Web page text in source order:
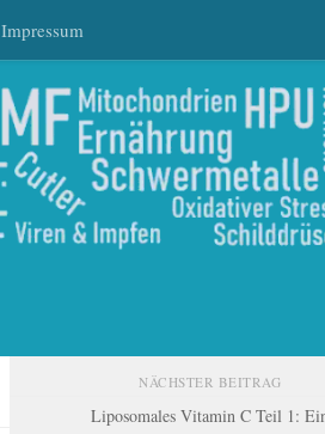
Impressum
NÄCHSTER BEITRAG
Liposomales Vitamin C Teil 1: